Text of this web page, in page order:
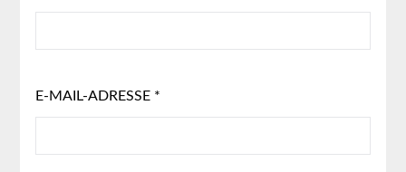
E-MAIL-ADRESSE *